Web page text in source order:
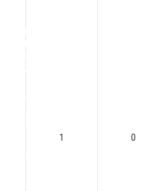
1 0